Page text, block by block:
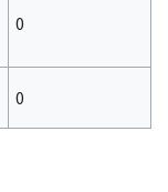
0
0